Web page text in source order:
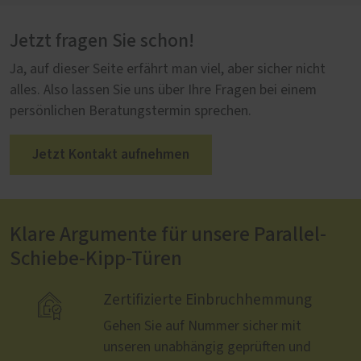
Jetzt fragen Sie schon!
Ja, auf dieser Seite erfährt man viel, aber sicher nicht
alles. Also lassen Sie uns über Ihre Fragen bei einem
persönlichen Beratungstermin sprechen.
Jetzt Kontakt aufnehmen
Klare Argumente für unsere Parallel-
Schiebe-Kipp-Türen
 Zertifizierte Einbruchhemmung
Gehen Sie auf Nummer sicher mit
unseren unabhängig geprüften und